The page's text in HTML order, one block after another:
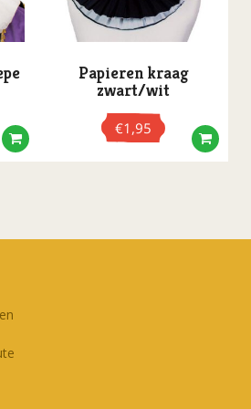
Papieren kraag
zwart/wit
€1,95